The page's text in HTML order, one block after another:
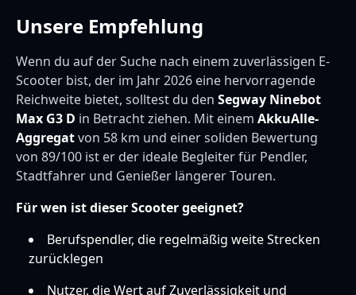
Unsere Empfehlung
Wenn du auf der Suche nach einem zuverlässigen E-
Scooter bist, der im Jahr 2026 eine hervorragende
Reichweite bietet, solltest du den Segway Ninebot
Max G3 D in Betracht ziehen. Mit einem AkkuAlle-
Aggregatvon 58 km und einer soliden Bewertung
von 89/100 ist er der ideale Begleiter für Pendler,
Stadtfahrer und Genießer längerer Touren.
Für wen ist dieser Scooter geeignet?
Berufspendler, die regelmäßig weite Strecken
zurücklegen
Nutzer, die Wert auf Zuverlässigkeit und